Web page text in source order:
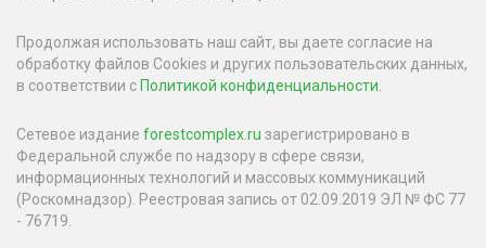
Продолжая использовать наш сайт, вы даете согласие на
обработку файлов Cookies и других пользовательских данных,
в соответствии сПолитикой конфиденциальности
Сетевое издание forestcomplex.ru зарегистрировано в
Федеральной службе по надзору в сфере связи,
информационных технологий и массовых коммуникаций
(Роскомнадзор). Реестровая запись от 02.09.2019 ЭЛ № ФС 77
- 76719.